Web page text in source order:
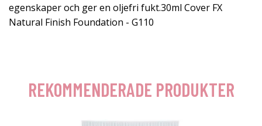
egenskaper och ger en oljefri fukt.30ml Cover FX
Natural Finish Foundation - G110
REKOMMENDERADE PRODUKTER